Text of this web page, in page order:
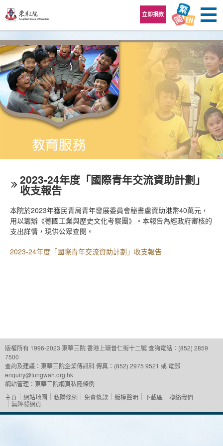
立即捐款
2023-24年度「國際青年交流資助計劃」
收支報告
本院於2023年獲民青局青年發展委員會秘書處資助港幣40萬元，
用以籌辦《德國工業與歷史文化考察團》。本報告為經政府審核的
支出詳情，現供公眾查閱。
2023-24年度「國際青年交流資助計劃」收支報告
版權所有 1996-2023 東華三院香港上環普仁街十二號查詢電話：(852) 2859
7500
查詢及建議： 東華三院企業傳訊科傳真：(852) 2975 9521 或 電郵
enquiry@tungwah.org.hk
網站管理： 東華三院網頁私隱條例
主頁
網站地圖 私隱條例 免責條款 版權聲明 下載區
聯絡我們
無障礙網頁